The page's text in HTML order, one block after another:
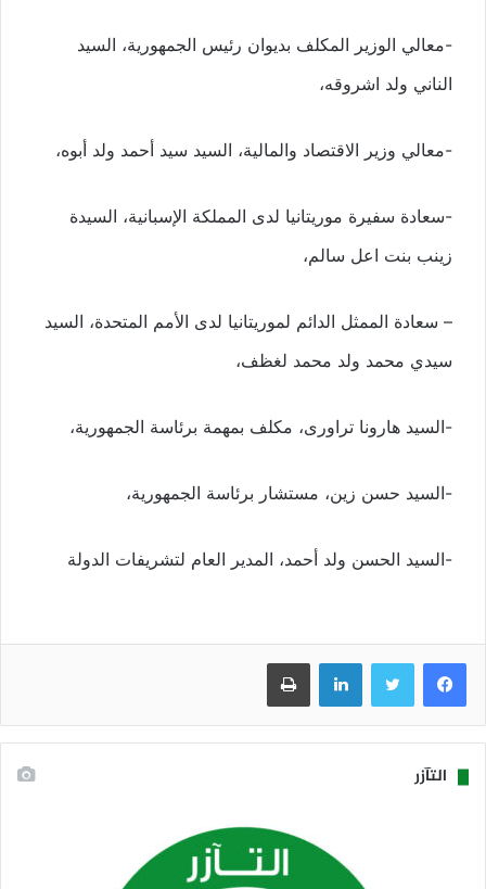
-معالي الوزير المكلف بديوان رئيس الجمهورية، السيد
الناني ولد اشروقه،
-معالي وزير الاقتصاد والمالية، السيد سيد أحمد ولد أبوه،
-سعادة سفيرة موريتانيا لدى المملكة الإسبانية، السيدة
زينب بنت اعل سالم،
– سعادة الممثل الدائم لموريتانيا لدى الأمم المتحدة، السيد
سيدي محمد ولد محمد لغظف،
-السيد هارونا تراورى، مكلف بمهمة برئاسة الجمهورية،
-السيد حسن زين، مستشار برئاسة الجمهورية،
-السيد الحسن ولد أحمد، المدير العام لتشريفات الدولة
فيسبوك تويتر لينكدإن طباعة
التآزر